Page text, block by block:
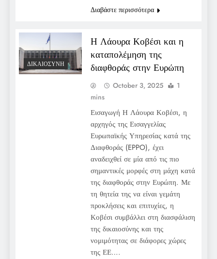
Διαβάστε περισσότερα
ΔΙΚΑΙΟΣΎΝΗ
Η Λάουρα Κοβέσι και η
καταπολέμηση της
διαφθοράς στην Ευρώπη
October 3, 2025
1
mins
Εισαγωγή Η Λάουρα Κοβέσι, η
αρχηγός της Εισαγγελίας
Ευρωπαϊκής Υπηρεσίας κατά της
Διαφθοράς (EPPO), έχει
αναδειχθεί σε μία από τις πιο
σημαντικές μορφές στη μάχη κατά
της διαφθοράς στην Ευρώπη. Με
τη θητεία της να είναι γεμάτη
προκλήσεις και επιτυχίες, η
Κοβέσι συμβάλλει στη διασφάλιση
της δικαιοσύνης και της
νομιμότητας σε διάφορες χώρες
της ΕΕ….